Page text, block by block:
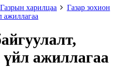
Газрын харилцаа
Газар зохион
ажиллагаа
ажиллагаа